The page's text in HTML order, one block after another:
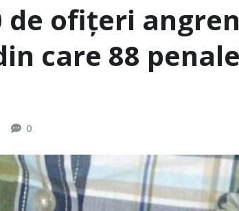
de ofiţeri
care 88
0